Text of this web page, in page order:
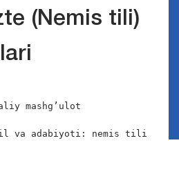
(Nemis tili)
mashg’ulot
va adabiyoti: nemis tili